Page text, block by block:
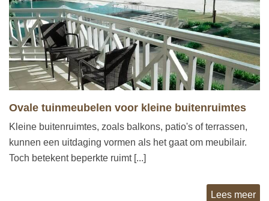
Ovale tuinmeubelen voor kleine buitenruimtes
Kleine buitenruimtes, zoals balkons, patio's of terrassen,
kunnen een uitdaging vormen als het gaat om meubilair.
Toch betekent beperkte ruimt [...]
Lees meer